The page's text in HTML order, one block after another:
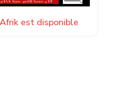
est disponible